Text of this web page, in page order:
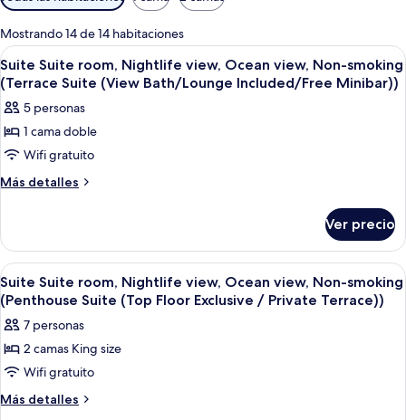
disponibles
para
las
habitaciones
Mostrando 14 de 14 habitaciones
Abrir
todas
las
fotos
de
Suite
Suite
view,
Ocean
view,
Non-
smoking
(Terrace
Suite
Bath/Lounge
Habitación de hotel con una cama
10
Suite Suite room, Nightlife view, Ocean view, Non-smoking
(Terrace Suite (View Bath/Lounge Included/Free Minibar))
5 personas
1 cama doble
Wifi gratuito
Más detalles
Más
Suite
room,
Nightlife
view,
Ocean
view,
Non-
(Terrace
Suite
(View
Ver precio
Abrir
todas
las
fotos
de
Suite
Suite
Una habitación de hotel moderna
10
Suite Suite room, Nightlife view, Ocean view, Non-smoking
(Penthouse Suite (Top Floor Exclusive / Private Terrace))
7 personas
2 camas King size
Wifi gratuito
Más detalles
Más